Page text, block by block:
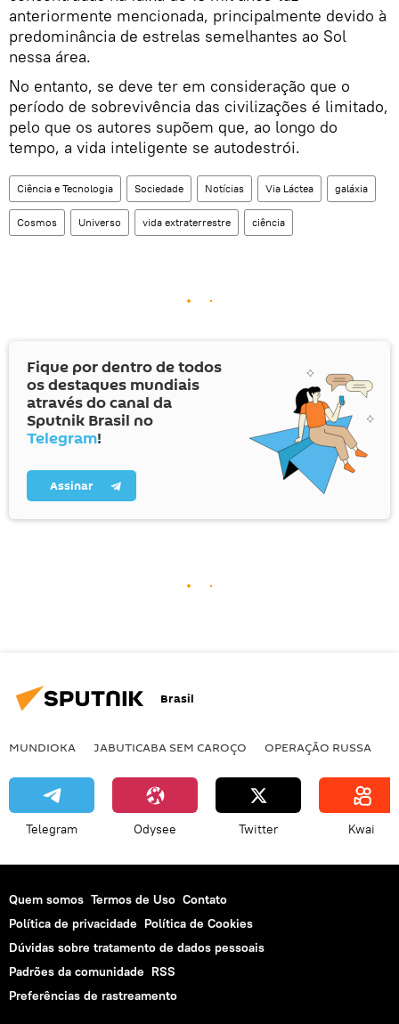
anteriormente mencionada, principalmente devido à
predominância de estrelas semelhantes ao Sol
nessa área.
No entanto, se deve ter em consideração que o
período de sobrevivência das civilizações é limitado,
pelo que os autores supõem que, ao longo do
tempo, a vida inteligente se autodestrói.
Ciência e Tecnologia Sociedade Notícias Via Láctea galáxia
Cosmos Universo vida extraterrestre ciência
Fique por dentro de todos
os destaques mundiais
através do canal da
Sputnik Brasil no
Telegram!
Assinar
Brasil
MUNDIOKA JABUTICABA SEM CAROÇO OPERAÇÃO RUSSA
Telegram Odysee Twitter Kwai
Quem somos Termos de Uso Contato
Política de privacidade Política de Cookies
Dúvidas sobre tratamento de dados pessoais
Padrões da comunidade RSS
Preferências de rastreamento